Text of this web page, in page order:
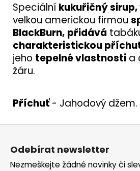
Speciální kukuřičný
velkou americkou firmou
BlackBurn, přidává
charakteristickou
jeho tepelné vlastnosti a
žáru.
Příchuť- Jahodový džem.
Odebírat newsletter
Nezmeškejte žádné novinky či